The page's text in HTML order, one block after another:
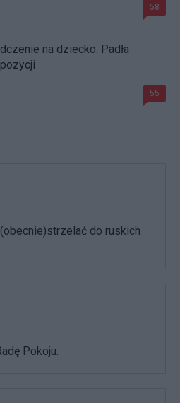
58
na dziecko. Padła
55
do ruskich
Pokoju.